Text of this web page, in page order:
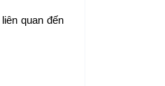
quan đến